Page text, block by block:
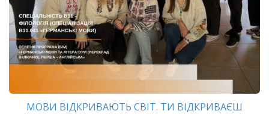
МОВИ ВІДКРИВАЮТЬ СВІТ. ТИ ВІДКРИВАЄШ